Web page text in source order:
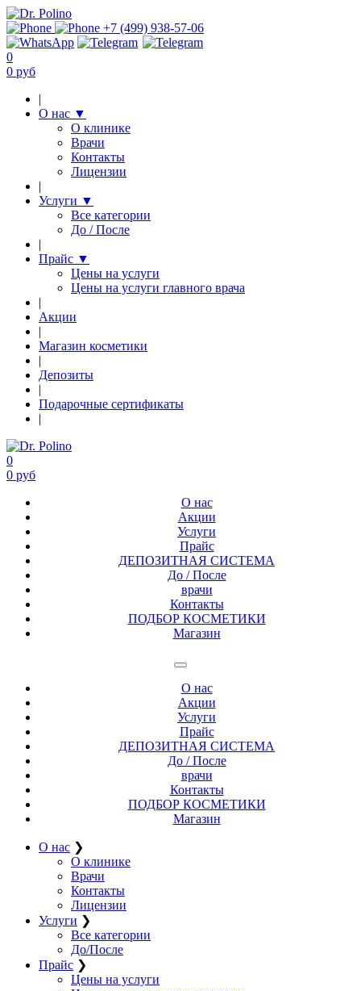
+7 (499) 938-57-06
0
0 руб
|
О нас ▼
О клинике
Врачи
Контакты
Лицензии
|
Услуги ▼
Все категории
До / После
|
Прайс ▼
Цены на услуги
Цены на услуги главного врача
|
Акции
|
Магазин косметики
|
Депозиты
|
Подарочные сертификаты
|
0
0 руб
О нас
Акции
Услуги
Прайс
ДЕПОЗИТНАЯ СИСТЕМА
До / После
врачи
Контакты
ПОДБОР КОСМЕТИКИ
Магазин
О нас
Акции
Услуги
Прайс
ДЕПОЗИТНАЯ СИСТЕМА
До / После
врачи
Контакты
ПОДБОР КОСМЕТИКИ
Магазин
О нас ❯
О клинике
Врачи
Контакты
Лицензии
Услуги ❯
Все категории
До/После
Прайс ❯
Цены на услуги